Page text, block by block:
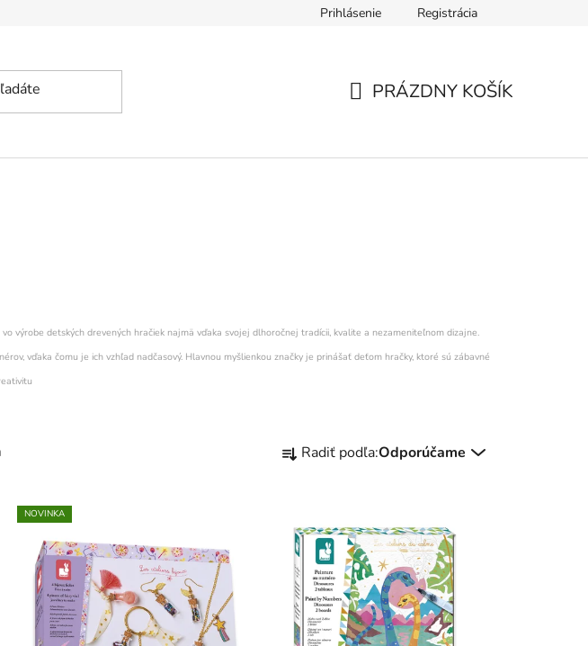
Formulár na odstúpenie od zmluvy Ochrana osobných
Prihlásenie Registrácia
KOŠÍK
PRÁZDNY KOŠÍK
výrobe detských drevených hračiek najmä vďaka svojej dlhoročnej tradícii, kvalite a nezameniteľnom dizajne.
vďaka čomu je ich vzhľad nadčasový. Hlavnou myšlienkou značky je prinášať deťom hračky, ktoré sú zábavné
a Radiť podľa:Odporúčame
NOVINKA